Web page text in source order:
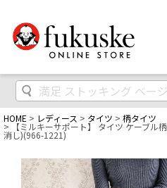
HOME レディース タイツ 柄タイツ
【ミルキーサポート】 タイツ ケーブル
消し)(966-1221)